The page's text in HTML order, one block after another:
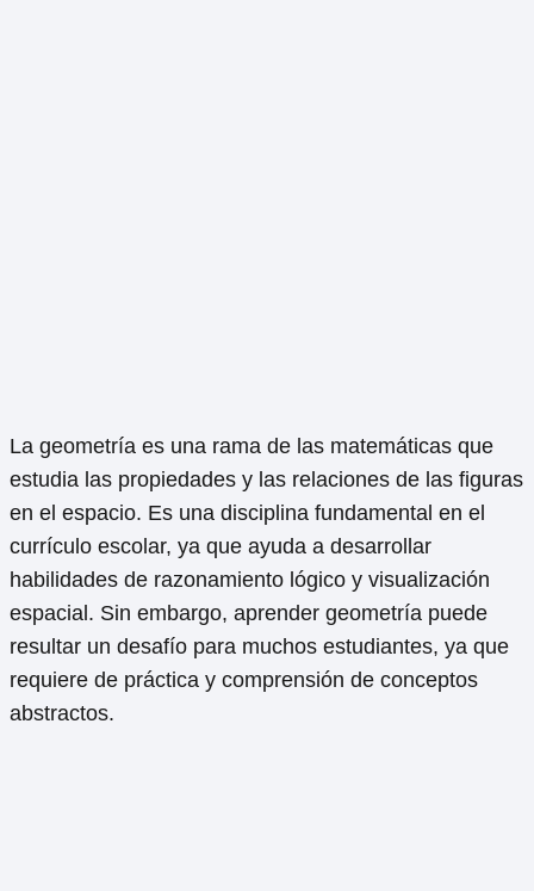
La geometría es una rama de las matemáticas que
estudia las propiedades y las relaciones de las figuras
en el espacio. Es una disciplina fundamental en el
currículo escolar, ya que ayuda a desarrollar
habilidades de razonamiento lógico y visualización
espacial. Sin embargo, aprender geometría puede
resultar un desafío para muchos estudiantes, ya que
requiere de práctica y comprensión de conceptos
abstractos.